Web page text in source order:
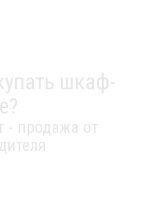
шкаф-
- продажа от